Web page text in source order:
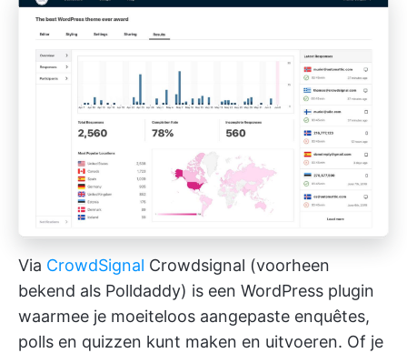
Via CrowdSignal Crowdsignal (voorheen
bekend als Polldaddy) is een WordPress plugin
waarmee je moeiteloos aangepaste enquêtes,
polls en quizzen kunt maken en uitvoeren. Of je